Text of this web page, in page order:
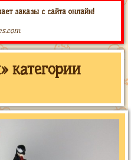
заказы с сайта онлайн!
категории